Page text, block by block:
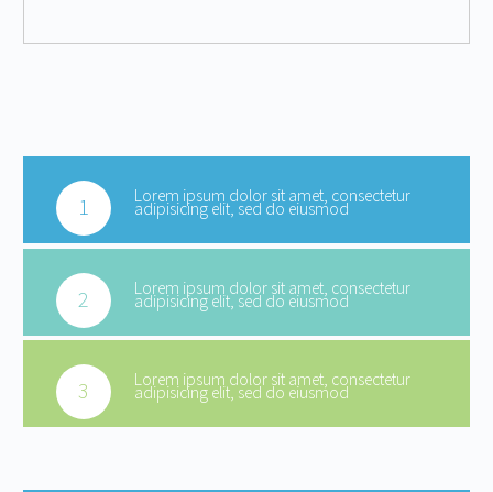
1 Lorem ipsum dolor sit amet, consectetur
adipisicing elit, sed do eiusmod
2 Lorem ipsum dolor sit amet, consectetur
adipisicing elit, sed do eiusmod
3 Lorem ipsum dolor sit amet, consectetur
adipisicing elit, sed do eiusmod